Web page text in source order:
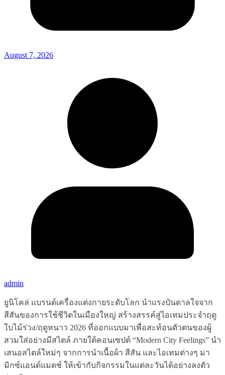
August 7, 2026
admin
ยูนิโคล่ แบรนด์เครื่องแต่งกายระดับโลก นำแรงบันดาลใจจาก
สีสันของการใช้ชีวิตในเมืองใหญ่ สร้างสรรค์สู่ไอเทมประจำฤดู
ใบไม้ร่วง/ฤดูหนาว 2026 ที่ออกแบบมาเพื่อสะท้อนตัวตนของผู้
สวมใส่อย่างมีสไตล์ ภายใต้คอนเซปต์ “Modern City Feelings” นำ
เสนอสไตล์ใหม่ๆ จากการนำเนื้อผ้า สีสัน และไอเทมต่างๆ มา
มิกซ์แอนด์แมตช์ ให้เข้ากับกิจกรรมในแต่ละวันได้อย่างลงตัว